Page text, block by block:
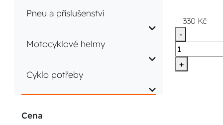
Pneu a příslušenství
Motocyklové helmy
Cyklo potřeby
Cena
330 Kč
-
+